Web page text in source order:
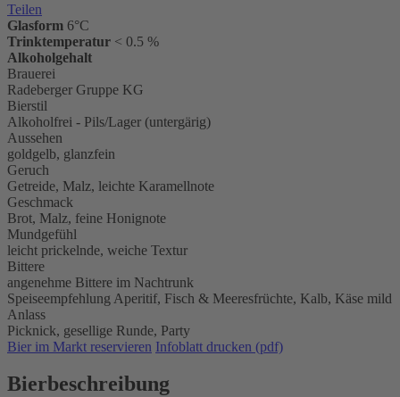
Teilen
Glasform 6°C
Trinktemperatur < 0.5 %
Alkoholgehalt
Brauerei
Radeberger Gruppe KG
Bierstil
Alkoholfrei - Pils/Lager (untergärig)
Aussehen
goldgelb, glanzfein
Geruch
Getreide, Malz, leichte Karamellnote
Geschmack
Brot, Malz, feine Honignote
Mundgefühl
leicht prickelnde, weiche Textur
Bittere
angenehme Bittere im Nachtrunk
Speiseempfehlung Aperitif, Fisch & Meeresfrüchte, Kalb, Käse mild
Anlass
Picknick, gesellige Runde, Party
Bier im Markt reservieren Infoblatt drucken (pdf)
Bierbeschreibung